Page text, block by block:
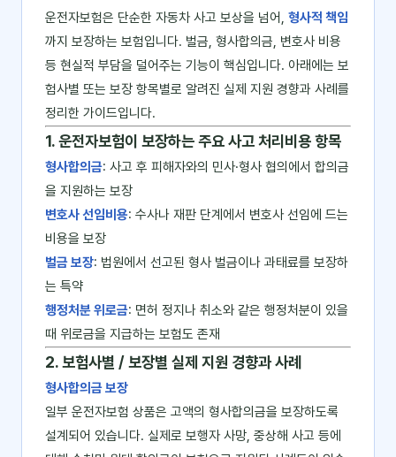
운전자보험은 단순한 자동차 사고 보상을 넘어, 형사적 책임
까지 보장하는 보험입니다. 벌금, 형사합의금, 변호사 비용
등 현실적 부담을 덜어주는 기능이 핵심입니다. 아래에는 보
험사별 또는 보장 항목별로 알려진 실제 지원 경향과 사례를
정리한 가이드입니다.
1. 운전자보험이 보장하는 주요 사고 처리비용 항목
형사합의금: 사고 후 피해자와의 민사·형사 협의에서 합의금
을 지원하는 보장
변호사 선임비용: 수사나 재판 단계에서 변호사 선임에 드는
비용을 보장
벌금 보장: 법원에서 선고된 형사 벌금이나 과태료를 보장하
는 특약
행정처분 위로금: 면허 정지나 취소와 같은 행정처분이 있을
때 위로금을 지급하는 보험도 존재
2. 보험사별 / 보장별 실제 지원 경향과 사례
형사합의금 보장
일부 운전자보험 상품은 고액의 형사합의금을 보장하도록
설계되어 있습니다. 실제로 보행자 사망, 중상해 사고 등에